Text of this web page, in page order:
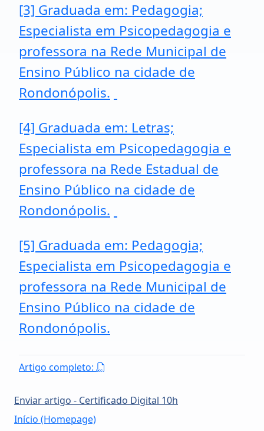
[3] Graduada em: Pedagogia;
Especialista em Psicopedagogia e
professora na Rede Municipal de
Ensino Público na cidade de
Rondonópolis.
[4] Graduada em: Letras;
Especialista em Psicopedagogia e
professora na Rede Estadual de
Ensino Público na cidade de
Rondonópolis.
[5] Graduada em: Pedagogia;
Especialista em Psicopedagogia e
professora na Rede Municipal de
Ensino Público na cidade de
Rondonópolis.
Artigo completo:
Enviar artigo - Certificado Digital 10h
Início (Homepage)